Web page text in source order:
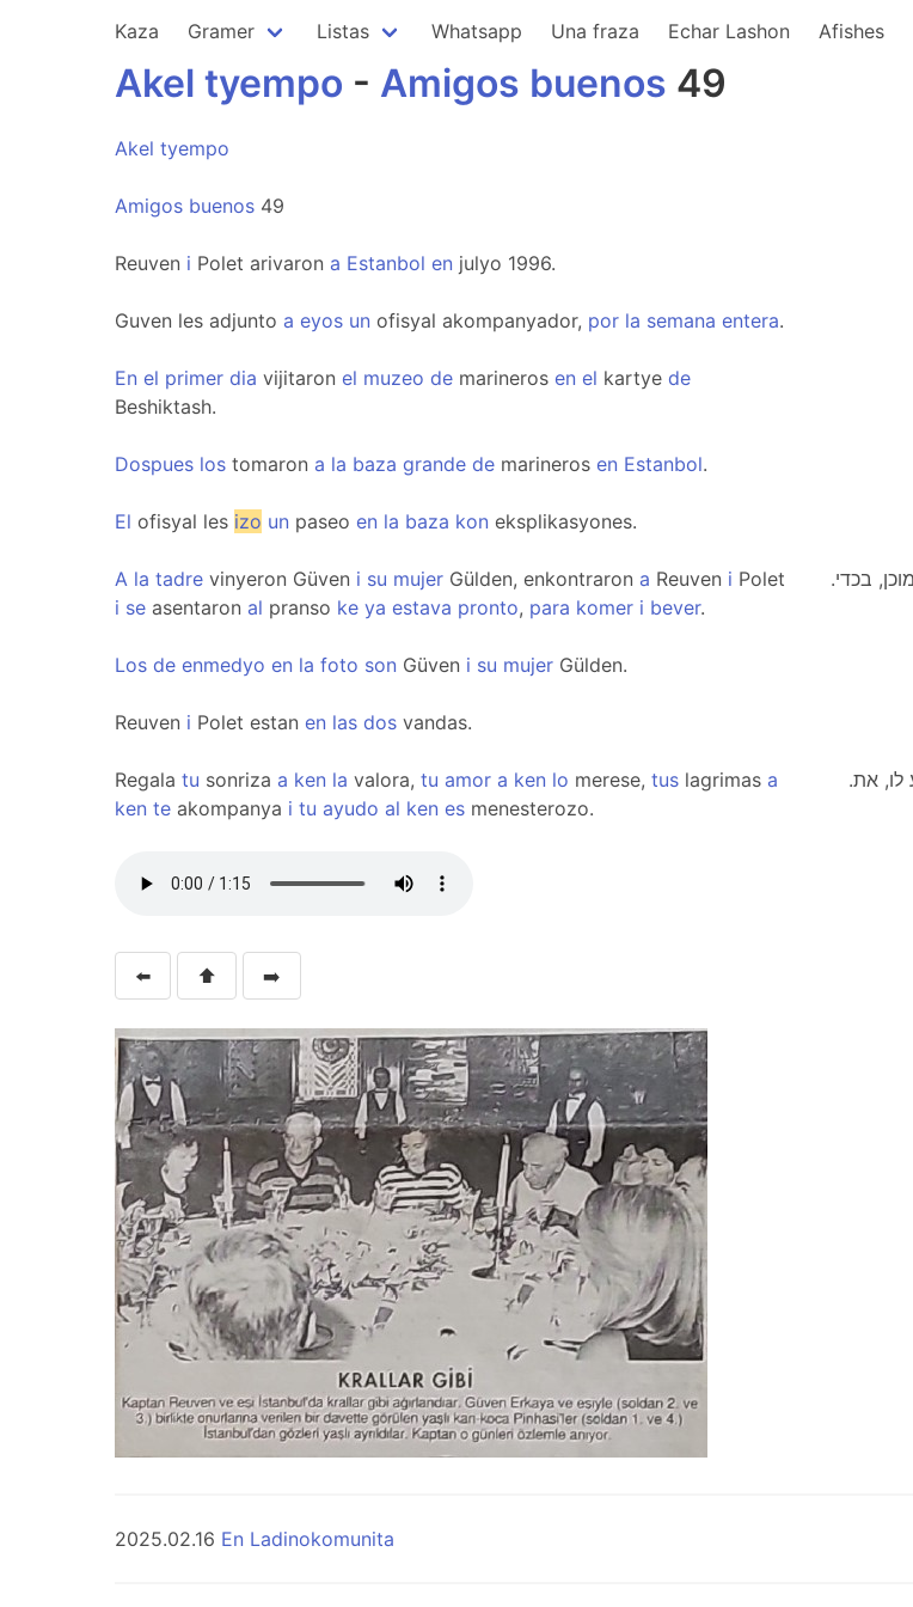
Kaza Gramer Listas Whatsapp Una fraza Echar Lashon Afishes
Akel tyempo - Amigos buenos 49
Akel tyempo
Amigos buenos 49
Reuven i Polet arivaron a Estanbol en julyo 1996.
Guven les adjunto a eyos un ofisyal akompanyador, por la semana entera.
En el primer dia vijitaron el muzeo de marineros en el kartye de
Beshiktash.
Dospues los tomaron a la baza grande de marineros en Estanbol.
El ofisyal les izo un paseo en la baza kon eksplikasyones.
A la tadre vinyeron Güven i su mujer Gülden, enkontraron a Reuven i Polet
i se asentaron al pranso ke ya estava pronto, para komer i bever.
.בערב הגיעו גובן ואישתו גולדן, פגשו את ראובן ופולט וישבו לשולחן שהיה מוכן, בכדי
Los de enmedyo en la foto son Güven i su mujer Gülden.
Reuven i Polet estan en las dos vandas.
Regala tu sonriza a ken la valora, tu amor a ken lo merese, tus lagrimas a
ken te akompanya i tu ayudo al ken es menesterozo.
.תן במתנה את החיוך שלך למי שמעריך אותו, את האהבה שלך למי שמגיע לו, את
⬅️ ⬆️ ➡️
2025.02.16 En Ladinokomunita